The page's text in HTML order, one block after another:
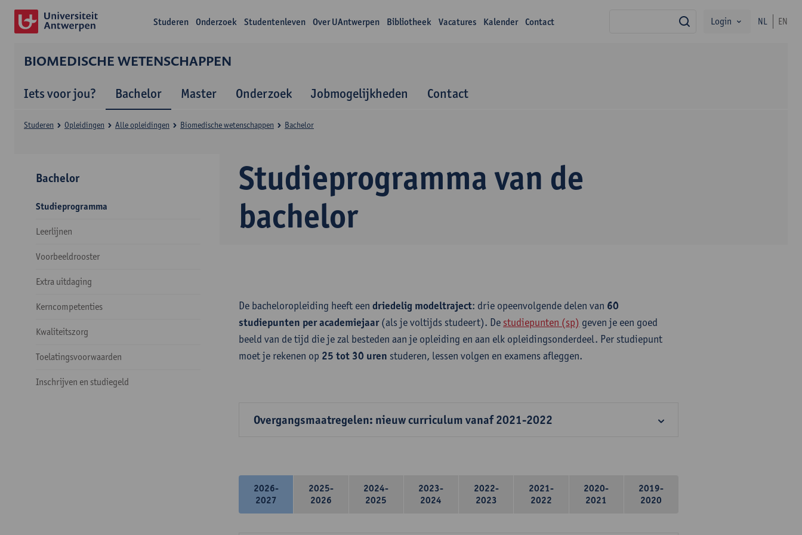
Studeren Onderzoek Studentenleven Over UAntwerpen Bibliotheek Vacatures Kalender Contact zoekLogin NL EN
BIOMEDISCHE WETENSCHAPPEN
Iets voor jou? Bachelor Master Onderzoek Jobmogelijkheden Contact
Studieprogramma van de
bachelor
Studeren Opleidingen Alle opleidingen Biomedische wetenschappen Bachelor
Bachelor
Studieprogramma
Leerlijnen
Voorbeeldrooster
Extra uitdaging
Kerncompetenties
Kwaliteitszorg
Toelatingsvoorwaarden
Inschrijven en studiegeld
De bacheloropleiding heeft een driedelig modeltraject: drie opeenvolgende delen van 60
studiepunten per academiejaar(als je voltijds studeert). De studiepunten (sp) geven je een goed
beeld van de tijd die je zal besteden aan je opleiding en aan elk opleidingsonderdeel. Per studiepunt
moet je rekenen op 25 tot 30 uren studeren, lessen volgen en examens afleggen.
Overgangsmaatregelen: nieuw curriculum vanaf 2021-2022
2026-
2027
2025-
2026
2024-
2025
2023-
2024
2022-
2023
2021-
2022
2020-
2021
2019-
2020